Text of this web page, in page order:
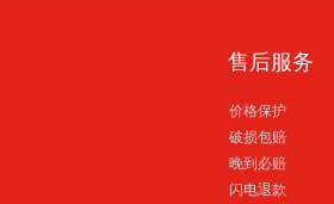
售后服务
价格保护
破损包赔
晚到必赔
闪电退款